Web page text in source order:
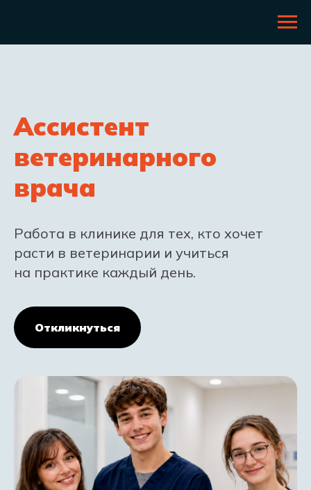
Ассистент
ветеринарного
врача
Работа в клинике для тех, кто хочет
расти в ветеринарии и учиться
на практике каждый день.
Откликнуться